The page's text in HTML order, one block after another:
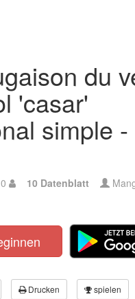
du
'casar'
simple
0 10 Datenblatt
Drucken spielen